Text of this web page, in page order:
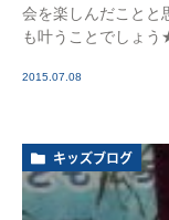
会を楽しんだことと
も叶うことでしょ
2015.07.08
キッズブログ